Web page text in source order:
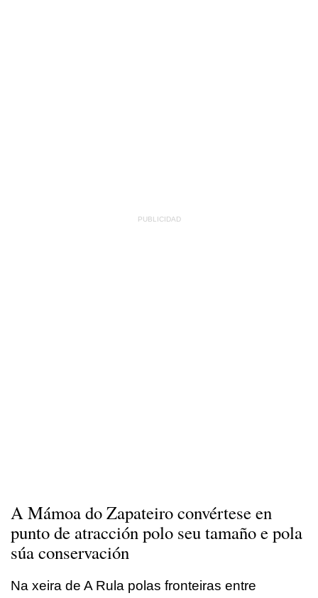
A Mámoa do Zapateiro convértese en
punto de atracción polo seu tamaño e pola
súa conservación
Na xeira de A Rula polas fronteiras entre